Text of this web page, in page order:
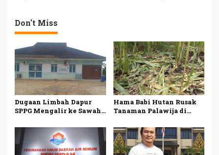
Massa
Don't Miss
Dugaan Limbah Dapur
SPPG Mengalir ke Sawah
Investigasi Minta
Pemeriksaan Menyeluruh
Hama Babi Hutan Rusak
Tanaman Palawija di
hingga Puluhan Juta
Rupiah